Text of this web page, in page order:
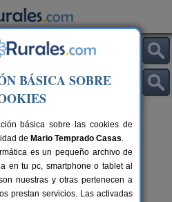
de Monegrillo
BÁSICA SOBRE
básica sobre las cookies de
de Mario Temprado Casas.
es un pequeño archivo de
en tu pc, smartphone o tablet al
nuestras y otras pertenecen a
prestan servicios. Las activadas